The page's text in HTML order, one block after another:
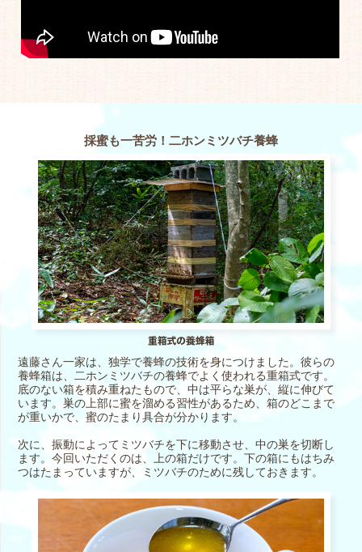
採蜜も一苦労！二ホンミツバチ養蜂
遠藤さん一家は、独学で養蜂の技術を身につけました。彼らの
養蜂箱は、二ホンミツバチの養蜂でよく使われる重箱式です。
底のない箱を積み重ねたもので、中は平らな巣が、縦に伸びて
います。巣の上部に蜜を溜める習性があるため、箱のどこまで
が重いかで、蜜のたまり具合が分かります。
次に、振動によってミツバチを下に移動させ、中の巣を切断し
ます。今回いただくのは、上の箱だけです。下の箱にもはちみ
つはたまっていますが、ミツバチのために残しておきます。